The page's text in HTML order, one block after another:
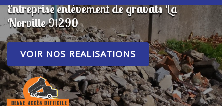
Entreprise enlèvement de gravats La
Norville 91290
VOIR NOS REALISATIONS